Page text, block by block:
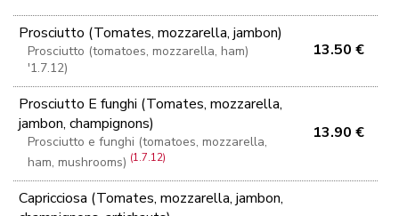
Prosciutto (Tomates, mozzarella, jambon)
Prosciutto (tomatoes, mozzarella, ham)
'1.7.12)
13.50 €
Prosciutto E funghi (Tomates, mozzarella,
jambon, champignons)
Prosciutto e funghi (tomatoes, mozzarella,
ham, mushrooms) (1.7.12)
13.90 €
Capricciosa (Tomates, mozzarella, jambon,